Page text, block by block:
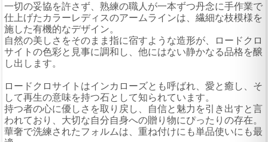
一切の妥協を許さず、熟練の職人が一本ずつ丹念に手作業で
仕上げたカラーレディスのアームラインは、繊細な枝模様を
施した有機的なデザイン。
自然の美しさをそのまま指に宿すような造形が、ロードクロ
サイトの色彩と見事に調和し、他にはない静かなる品格を醸
し出します。
ロードクロサイトはインカローズとも呼ばれ、愛と癒し、そ
して再生の意味を持つ石として知られています。
持つ者の心に優しさを取り戻し、自信と魅力を引き出すと言
われており、大切な自分自身への贈り物にぴったりの存在。
華奢で洗練されたフォルムは、重ね付けにも単品使いにも最